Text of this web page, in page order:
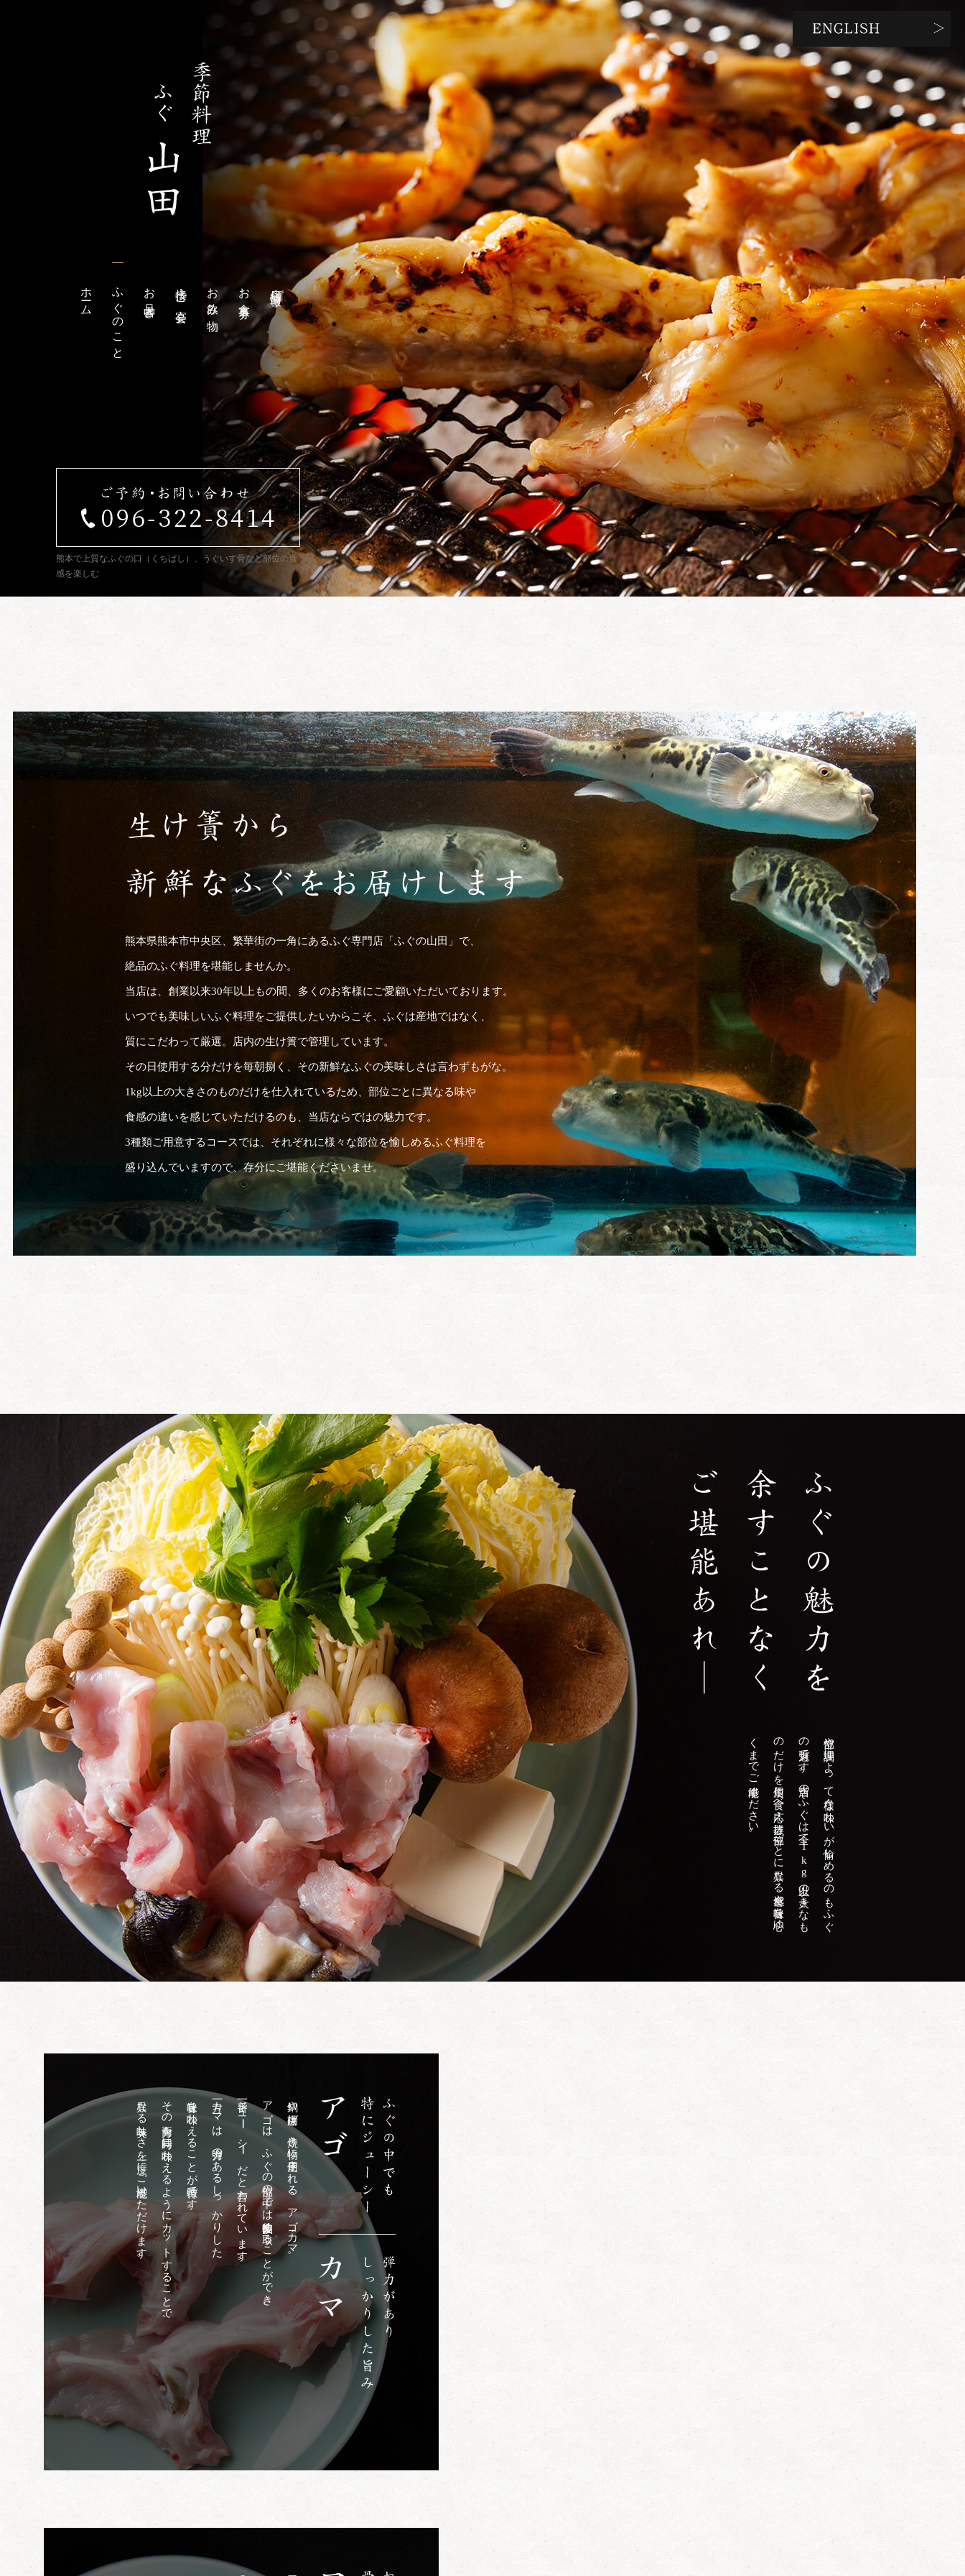
ホーム ふぐのこと お品書き 接待・ご宴会 お飲み物 お食事券
熊本で上質なふぐの口（くちばし）、うぐいす骨など部位の食
感を楽しむ
熊本県熊本市中央区、繁華街の一角にあるふぐ専門店「ふぐの山田」で、
絶品のふぐ料理を堪能しませんか。
当店は、創業以来30年以上もの間、多くのお客様にご愛顧いただいております。
いつでも美味しいふぐ料理をご提供したいからこそ、ふぐは産地ではなく、
質にこだわって厳選。店内の生け簀で管理しています。
その日使用する分だけを毎朝捌く、その新鮮なふぐの美味しさは言わずもがな。
1kg以上の大きさのものだけを仕入れているため、部位ごとに異なる味や
食感の違いを感じていただけるのも、当店ならではの魅力です。
3種類ご用意するコースでは、それぞれに様々な部位を愉しめるふぐ料理を
盛り込んでいますので、存分にご堪能くださいませ。
部位や
調理に
よ
っ
て
様々な
味わ
い
が
愉し
め
る
の
も
ふ
ぐ
の
魅力で
す
。
当店の
ふ
ぐ
は
全て
1
k
g
以上の
大き
な
も
の だ
け
を
使用し
食べ
応え
抜群。
部位ご
と
に
異な
る
食感や
旨味を
心ゆ
く ま
で
ご
堪能く
だ
さ
い
。
鍋や唐揚げ、焼き物に使用される、アゴ・カマ。
アゴは、ふぐの部位の中では比較的多く取ることができ、
一番ジュ
ー
シ
ー
だと言われています。
一方カマは、弾力のあるしっかりした
旨味を味わえることが特徴です。
その両方を同時に味わえるようにカットすることで、
異なる美味しさを一度にご堪能いただけます。